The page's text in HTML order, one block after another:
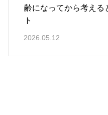
齢になってから考える
ト
2026.05.12